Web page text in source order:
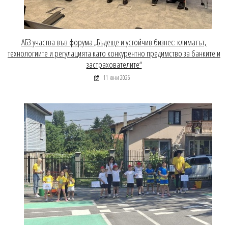
АБЗ участва във форума „Бъдеще и устойчив бизнес: климатът,
технологиите и регулацията като конкурентно предимство за банките и
застрахователите“
11 юни 2026